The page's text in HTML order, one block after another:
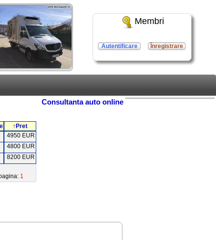
Membri
Autentificare Înregistrare
Consultanta auto online
↑Pret
4950 EUR
4800 EUR
8200 EUR
1